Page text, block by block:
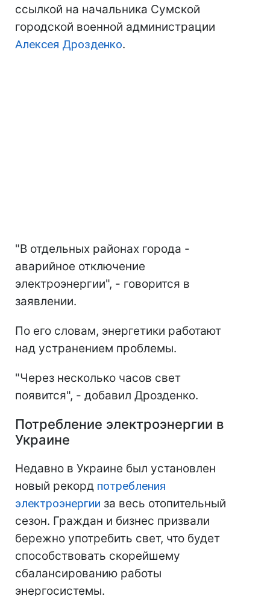
ссылкой на начальника Сумской
городской военной администрации
Алексея Дрозденко.
"В отдельных районах города -
аварийное отключение
электроэнергии", - говорится в
заявлении.
По его словам, энергетики работают
над устранением проблемы.
"Через несколько часов свет
появится", - добавил Дрозденко.
Потребление электроэнергии в
Украине
Недавно в Украине был установлен
новый рекорд потребления
электроэнергии за весь отопительный
сезон. Граждан и бизнес призвали
бережно употребить свет, что будет
способствовать скорейшему
сбалансированию работы
энергосистемы.